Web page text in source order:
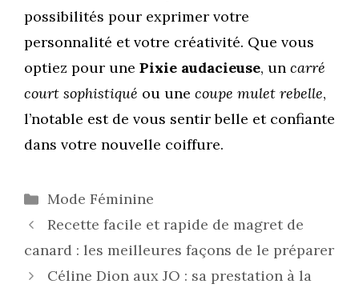
possibilités pour exprimer votre
personnalité et votre créativité. Que vous
optiez pour une Pixie audacieuse, un carré
court sophistiqué ou une coupe mulet rebelle,
l’notable est de vous sentir belle et confiante
dans votre nouvelle coiffure.
Catégories
Mode Féminine
Recette facile et rapide de magret de
canard : les meilleures façons de le préparer
Céline Dion aux JO : sa prestation à la